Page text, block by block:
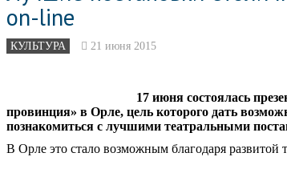
on-line
КУЛЬТУРА
21 июня 2015
17 июня состоялась
провинция» в Орле, цель которого дать
познакомиться с лучшими театральными
В Орле это стало возможным благодаря развитой